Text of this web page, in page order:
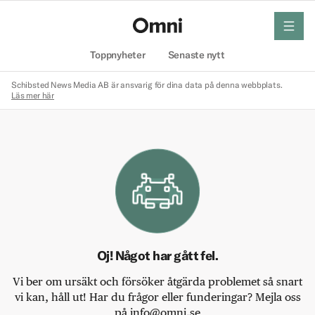
Toppnyheter Senaste nytt
meny
Schibsted News Media AB är ansvarig för dina data på denna webbplats.
Läs mer här
Oj! Något har gått fel.
Vi ber om ursäkt och försöker åtgärda problemet så snart
vi kan, håll ut! Har du frågor eller funderingar? Mejla oss